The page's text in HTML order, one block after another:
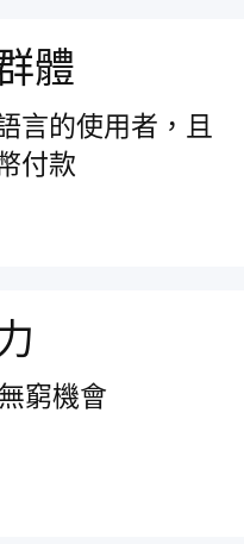
體
言的使用者，且
付款
窮機會